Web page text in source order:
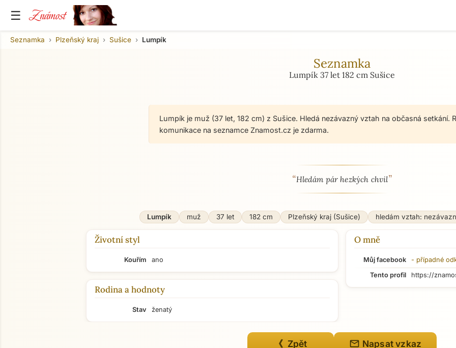
☰ Známost
Seznamka Plzeňský kraj Sušice Lumpík
Seznamka
Lumpík 37 let 182 cm Sušice
Lumpík je muž (37 let, 182 cm) z Sušice. Hledá nezávazný vztah na občasná setkání.
komunikace na seznamce Znamost.cz je zdarma.
O mně - seznamka profil“Hledám pár hezkých chvil”
Lumpík muž 37 let 182 cm Plzeňský kraj (Sušice) hledám vztah:
Životní styl
Kouřím ano
Rodina a hodnoty
Stav ženatý
O mně
Můj facebook - případné
Tento profil
https://
《 Zpět mail Napsat vzkaz